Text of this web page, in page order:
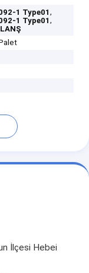
1 Type01,
1 Type01,
İlçesi Hebei